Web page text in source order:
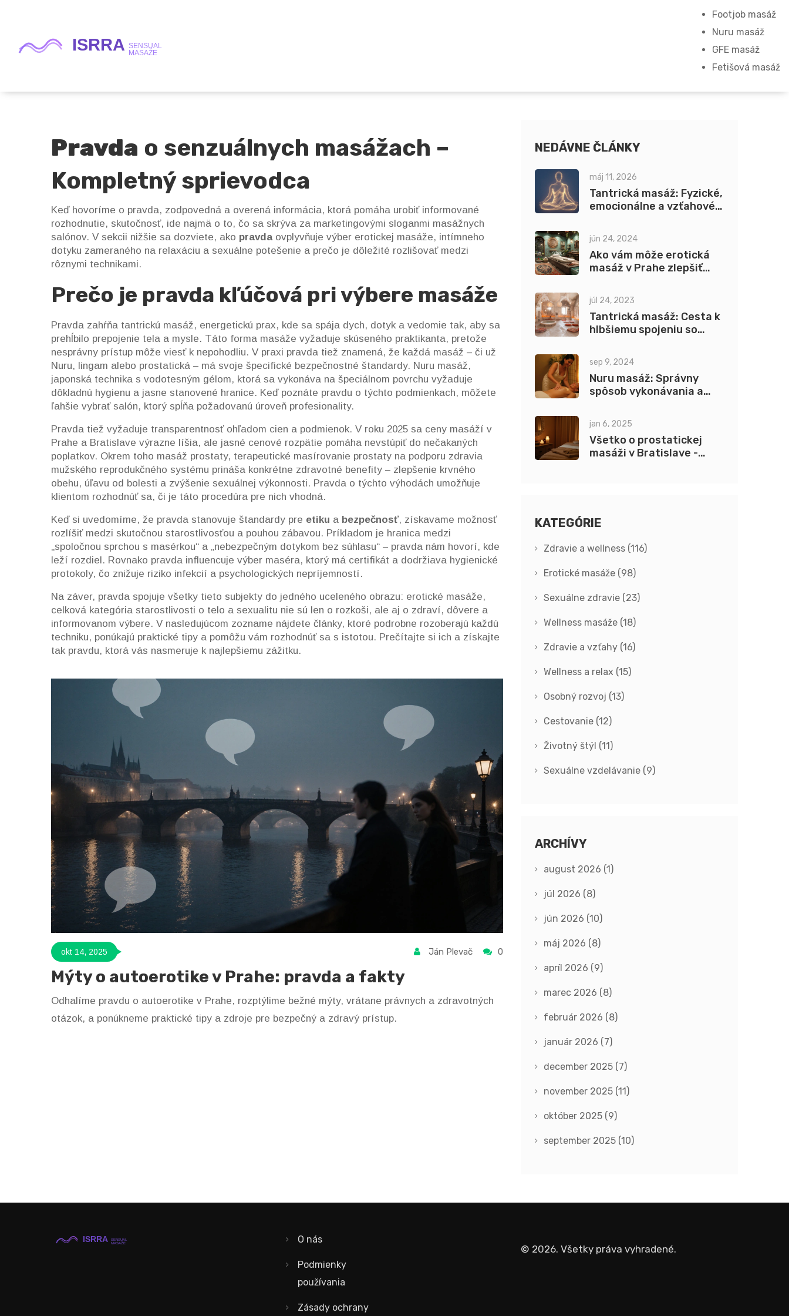
Footjob masáž
Nuru masáž
GFE masáž
Fetišová masáž
Pravda o senzuálnych masážach –
Kompletný sprievodca
Keď hovoríme o pravda, zodpovedná a overená informácia, ktorá pomáha urobiť informované
rozhodnutie, skutočnosť, ide najmä o to, čo sa skrýva za marketingovými sloganmi masážnych
salónov. V sekcii nižšie sa dozviete, ako pravdaovplyvňuje výber erotickej masáže, intímneho
dotyku zameraného na relaxáciu a sexuálne potešenie a prečo je dôležité rozlišovať medzi
rôznymi technikami.
Prečo je pravda kľúčová pri výbere masáže
Pravda zahŕňa tantrickú masáž, energetickú prax, kde sa spája dych, dotyk a vedomie tak, aby sa
prehĺbilo prepojenie tela a mysle. Táto forma masáže vyžaduje skúseného praktikanta, pretože
nesprávny prístup môže viesť k nepohodliu. V praxi pravda tiež znamená, že každá masáž – či už
Nuru, lingam alebo prostatická – má svoje špecifické bezpečnostné štandardy. Nuru masáž,
japonská technika s vodotesným gélom, ktorá sa vykonáva na špeciálnom povrchu vyžaduje
dôkladnú hygienu a jasne stanovené hranice. Keď poznáte pravdu o týchto podmienkach, môžete
ľahšie vybrať salón, ktorý spĺňa požadovanú úroveň profesionality.
Pravda tiež vyžaduje transparentnosť ohľadom cien a podmienok. V roku 2025 sa ceny masáží v
Prahe a Bratislave výrazne líšia, ale jasné cenové rozpätie pomáha nevstúpiť do nečakaných
poplatkov. Okrem toho masáž prostaty, terapeutické masírovanie prostaty na podporu zdravia
mužského reprodukčného systému prináša konkrétne zdravotné benefity – zlepšenie krvného
obehu, úľavu od bolesti a zvýšenie sexuálnej výkonnosti. Pravda o týchto výhodách umožňuje
klientom rozhodnúť sa, či je táto procedúra pre nich vhodná.
Keď si uvedomíme, že pravda stanovuje štandardy pre etiku a bezpečnosť, získavame možnosť
rozlíšiť medzi skutočnou starostlivosťou a pouhou zábavou. Príkladom je hranica medzi
„spoločnou sprchou s masérkou“ a „nebezpečným dotykom bez súhlasu“ – pravda nám hovorí, kde
leží rozdiel. Rovnako pravda influencuje výber maséra, ktorý má certifikát a dodržiava hygienické
protokoly, čo znižuje riziko infekcií a psychologických nepríjemností.
Na záver, pravda spojuje všetky tieto subjekty do jedného uceleného obrazu: erotické masáže,
celková kategória starostlivosti o telo a sexualitu nie sú len o rozkoši, ale aj o zdraví, dôvere a
informovanom výbere. V nasledujúcom zozname nájdete články, ktoré podrobne rozoberajú každú
techniku, ponúkajú praktické tipy a pomôžu vám rozhodnúť sa s istotou. Prečítajte si ich a získajte
tak pravdu, ktorá vás nasmeruje k najlepšiemu zážitku.
okt 14, 2025 Ján Plevač 0
Mýty o autoerotike v Prahe: pravda a fakty
Odhalíme pravdu o autoerotike v Prahe, rozptýlime bežné mýty, vrátane právnych a zdravotných
otázok, a ponúkneme praktické tipy a zdroje pre bezpečný a zdravý prístup.
NEDÁVNE ČLÁNKY
máj 11, 2026
Tantrická masáž: Fyzické,
emocionálne a vzťahové
jún 24, 2024
Ako vám môže erotická
masáž v Prahe zlepšiť
júl 24, 2023
Tantrická masáž: Cesta k
hlbšiemu spojeniu so
sep 9, 2024
Nuru masáž: Správny
spôsob vykonávania a
jan 6, 2025
Všetko o prostatickej
masáži v Bratislave -
KATEGÓRIE
Zdravie a wellness (116)
Erotické masáže (98)
Sexuálne zdravie (23)
Wellness masáže (18)
Zdravie a vzťahy (16)
Wellness a relax (15)
Osobný rozvoj (13)
Cestovanie (12)
Životný štýl (11)
Sexuálne vzdelávanie (9)
ARCHÍVY
august 2026 (1)
júl 2026 (8)
jún 2026 (10)
máj 2026 (8)
apríl 2026 (9)
marec 2026 (8)
február 2026 (8)
január 2026 (7)
december 2025 (7)
november 2025 (11)
október 2025 (9)
september 2025 (10)
O nás
Podmienky
používania
Zásady ochrany
© 2026. Všetky práva vyhradené.